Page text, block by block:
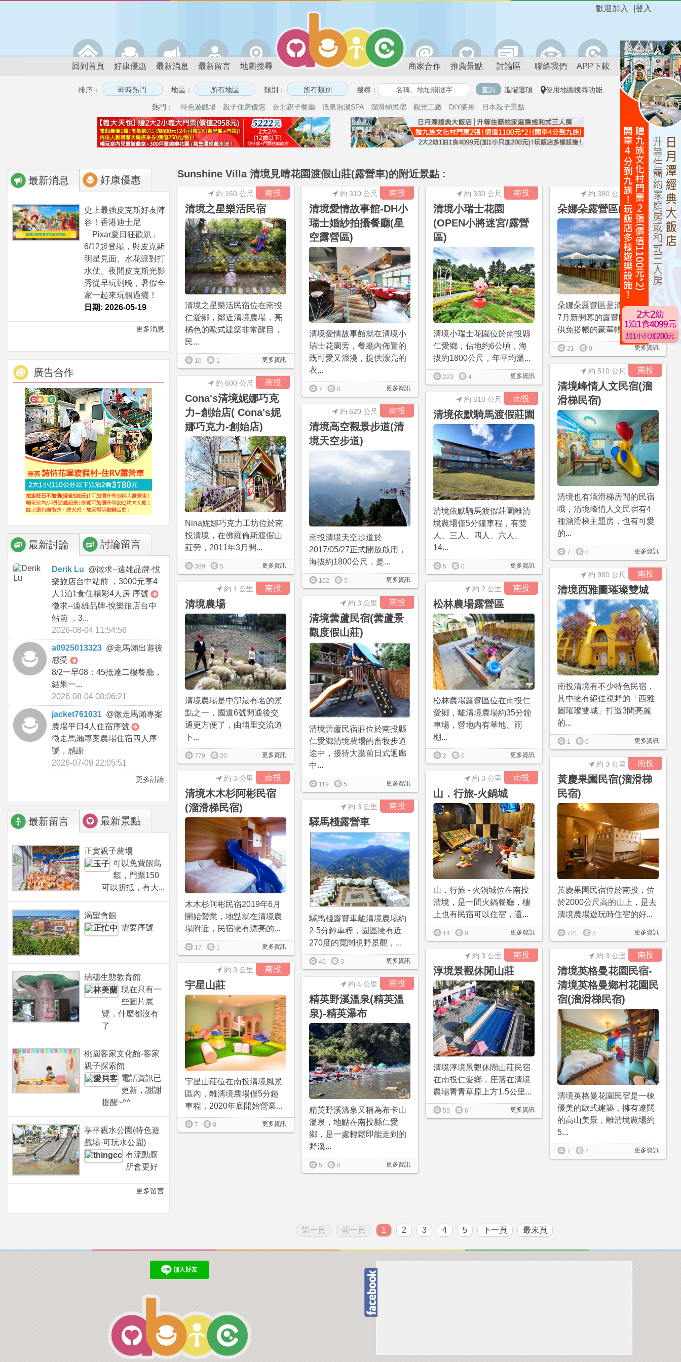
登入
歡迎加入
回到首頁 好康優惠 最新消息 最新留言 地圖搜尋 商家合作 推薦景點 討論區 聯絡我們 APP下載
排序： 地區： 類別： 搜尋： 進階選項 使用地圖搜尋功能
熱門： 特色遊戲場 親子住房優惠 台北親子餐廳 溫泉泡湯SPA 溜滑梯民宿 觀光工廠 DIY摘果 日本親子景點
最新消息 好康優惠
史上最強皮克斯好友陣
容！香港迪士尼
「Pixar夏日狂歡趴」
6/12起登場，與皮克斯
明星見面、水花派對打
水仗、夜間皮克斯光影
秀從早玩到晚，暑假全
家一起來玩個過癮！
日期: 2026-05-19
更多消息
廣告合作
最新討論 討論留言
Derik Lu @徵求--遠雄品牌-悅
樂旅店台中站前 ，3000元享4
人1泊1食住精彩4人房 序號
徵求--遠雄品牌-悅樂旅店台中
站前 ，3...
2026-08-04 11:54:56
a0925013323 @走馬瀨出遊後
感受
8/2一早08：45抵達二樓餐廳，
結果一...
2026-08-04 08:06:21
jacket761031 @徵走馬瀨專案
農場平日4人住宿序號
徵走馬瀨專案農場住宿四人序
號，感謝
2026-07-09 22:05:51
更多討論
最新留言 最新景點
正實親子農場
可以免費餵鳥
類，門票150
可以折抵，有大...
渴望會館
需要序號
瑞穗生態教育館
現在只有一
些圖片展
覽，什麼都沒有
了
桃園客家文化館-客家
親子探索館
電話資訊已
更新，謝謝
提醒~^^
享平親水公園(特色遊
戲場-可玩水公園)
有流動廁
所會更好
更多留言
Sunshine Villa 清境見晴花園渡假山莊(露營車)的附近景點 : 進階搜尋
南投
約 160 公尺
清境之星樂活民宿
清境之星樂活民宿位在南投
仁愛鄉，鄰近清境農場，亮
橘色的歐式建築非常醒目，
民...
更多資訊
10 1
南投
約 310 公尺
清境愛情故事館-DH小
瑞士婚紗拍攝餐廳(星
空露營區)
清境愛情故事館就在清境小
瑞士花園旁，餐廳內佈置的
既可愛又浪漫，提供漂亮的
衣...
更多資訊
7 0
南投
約 330 公尺
清境小瑞士花園
(OPEN小將迷宮/露營
區)
清境小瑞士花園位於南投縣
仁愛鄉，佔地約6公頃，海
拔約1800公尺，年平均溫...
更多資訊
223 4
南投
約 380 公尺
朵娜朵露營區(豪華帳)
朵娜朵露營區是清境2020年
7月新開幕的露營區，且提
供免搭帳的豪華帳露營體...
更多資訊
21 0
南投
約 510 公尺
清境峰情人文民宿(溜
滑梯民宿)
清境也有溜滑梯房間的民宿
哦，清境峰情人文民宿有4
種溜滑梯主題房，也有可愛
的...
更多資訊
7 0
南投
約 600 公尺
Cona's清境妮娜巧克
力–創始店( Cona's妮
娜巧克力-創始店)
Nina妮娜巧克力工坊位於南
投清境，在佛羅倫斯渡假山
莊旁，2011年3月開...
更多資訊
389 5
南投
約 610 公尺
清境依默騎馬渡假莊園
清境依默騎馬渡假莊園離清
境農場僅5分鐘車程，有雙
人、三人、四人、六人、
14...
更多資訊
5 0
南投
約 620 公尺
清境高空觀景步道(清
境天空步道)
南投清境天空步道於
2017/05/27正式開放啟用，
海拔約1800公尺，是...
更多資訊
162 5
南投
約 980 公尺
清境西雅圖璀璨雙城
南投清境有不少特色民宿，
其中擁有絕佳視野的「西雅
圖璀璨雙城」打造3間亮麗
的...
更多資訊
1 0
南投
約 1 公里
清境農場
清境農場是中部最有名的景
點之一，國道6號開通後交
通更方便了，由埔里交流道
下...
更多資訊
779 20
南投
約 2 公里
松林農場露營區
松林農場露營區位在南投仁
愛鄉，離清境農場約35分鐘
車場，營地內有草地、雨
棚...
更多資訊
2 0
南投
約 3 公里
清境蕓蘆民宿(蕓蘆景
觀度假山莊)
清境蕓蘆民宿莊位於南投縣
仁愛鄉清境農場的畜牧步道
途中，接待大廳前日式迴廊
中...
更多資訊
119 5
南投
約 3 公里
黃慶果園民宿(溜滑梯
民宿)
黃慶果園民宿位於南投，位
於2000公尺高的山上，是去
清境農場遊玩時住宿的好...
更多資訊
721 8
南投
約 3 公里
清境木木杉阿彬民宿
(溜滑梯民宿)
木木杉阿彬民宿2019年6月
開始營業，地點就在清境農
場附近，民宿擁有漂亮的...
更多資訊
17 1
南投
約 3 公里
山．行旅-火鍋城
山．行旅 - 火鍋城位在南投
清境，是一間火鍋餐廳，樓
上也有民宿可以住宿，還...
更多資訊
14 0
南投
約 3 公里
驛馬棧露營車
驛馬棧露營車離清境農場約
2-5分鐘車程，園區擁有近
270度的寬闊視野景觀，...
更多資訊
46 3
南投
約 3 公里
淳境景觀休閒山莊
清境淳境景觀休閒山莊民宿
在南投仁愛鄉，座落在清境
農場青青草原上方1.5公里...
更多資訊
59 6
南投
約 3 公里
清境英格曼花園民宿-
清境英格曼鄉村花園民
宿(溜滑梯民宿)
清境英格曼花園民宿是一棟
優美的歐式建築，擁有遼闊
的高山美景，離清境農場約
5...
更多資訊
7 2
南投
約 3 公里
宇星山莊
宇星山莊位在南投清境風景
區內，離清境農場僅5分鐘
車程，2020年底開始營業...
更多資訊
7 0
南投
約 4 公里
精英野溪溫泉(精英溫
泉)-精英瀑布
精英野溪溫泉又稱為布卡山
溫泉，地點在南投縣仁愛
鄉，是一處輕鬆即能走到的
野溪...
更多資訊
5 0
第一頁 前一頁 1 2 3 4 5 下一頁 最末頁